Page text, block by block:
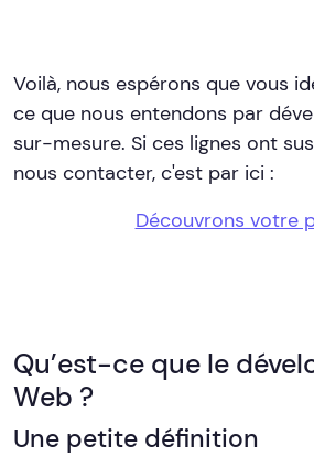
Voilà, nous espérons que vous
ce que nous entendons par
sur-mesure. Si ces lignes ont
nous contacter, c'est par ici :
Découvrons votre
Qu’est-ce que le
Web ?
Une petite définition